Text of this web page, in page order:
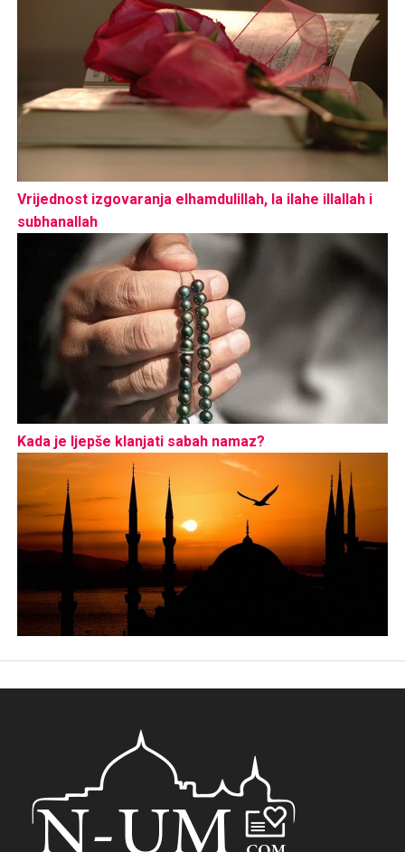
Vrijednost izgovaranja elhamdulillah, la ilahe illallah i
subhanallah
Kada je ljepše klanjati sabah namaz?